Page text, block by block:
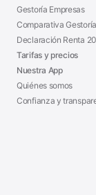
Gestoría Empresas
Comparativa
Declaración Renta
Tarifas y precios
Nuestra App
Quiénes somos
Confianza y